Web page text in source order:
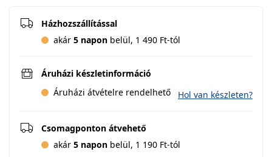
Házhozszállítással
akár 5 napon belül, 1 490 Ft-tól
Áruházi készletinformáció
Áruházi átvételre rendelhető
Hol van készleten?
Csomagponton átvehető
akár 5 napon belül, 1 190 Ft-tól